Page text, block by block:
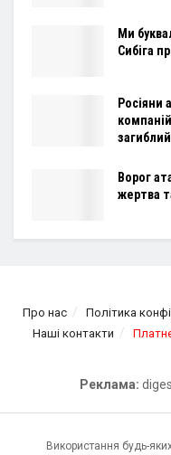
Ми
Сибіга
Росіяни
Ворог
жертва
Про нас Політика
Наші контакти
Реклама:
Використання будь-